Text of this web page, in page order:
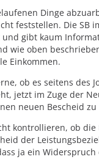
Dinge
feststellen. Die SB
und gibt kaum
wie oben
Einkommen.
ob es seitens des
jetzt im Zuge der
neuen Bescheid zu
kontrollieren, ob die
der
ja ein Widerspruch